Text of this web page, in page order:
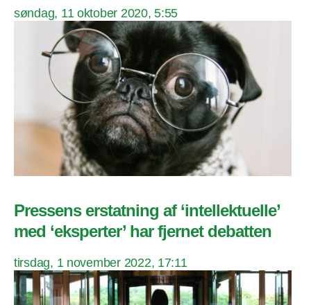
søndag, 11 oktober 2020, 5:55
Pressens erstatning af ‘intellektuelle’
med ‘eksperter’ har fjernet debatten
tirsdag, 1 november 2022, 17:11